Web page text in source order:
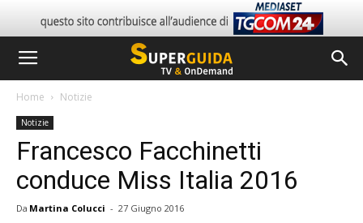
Home Notizie
Notizie
Francesco Facchinetti
conduce Miss Italia 2016
Da Martina Colucci - 27 Giugno 2016